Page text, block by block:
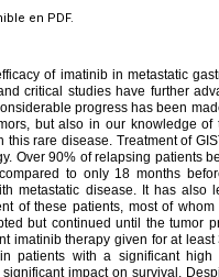
en PDF.
of imatinib in metastatic
critical studies have further
progress has been
but also in our knowledge
this rare disease. Treatment of
Over 90% of relapsing patients
to only 18 months
metastatic disease. It has
of these patients, most of
but continued until the tumor
imatinib therapy given for at
patients with a significant high
impact on survival.